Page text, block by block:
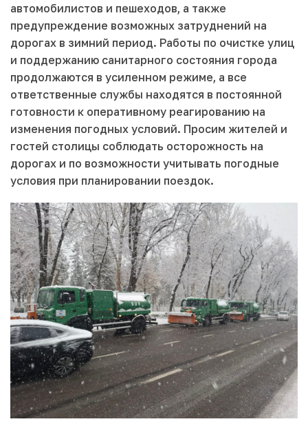
автомобилистов и пешеходов, а также
предупреждение возможных затруднений на
дорогах в зимний период. Работы по очистке улиц
и поддержанию санитарного состояния города
продолжаются в усиленном режиме, а все
ответственные службы находятся в постоянной
готовности к оперативному реагированию на
изменения погодных условий. Просим жителей и
гостей столицы соблюдать осторожность на
дорогах и по возможности учитывать погодные
условия при планировании поездок.